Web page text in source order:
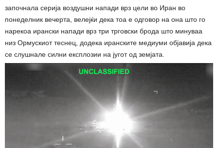
започнала серија воздушни напади врз цели во Иран во
понеделник вечерта, велејќи дека тоа е одговор на она што го
нарекоа ирански напади врз три трговски брода што минуваа
низ Ормускиот теснец, додека иранските медиуми објавија дека
се слушнале силни експлозии на југот од земјата.